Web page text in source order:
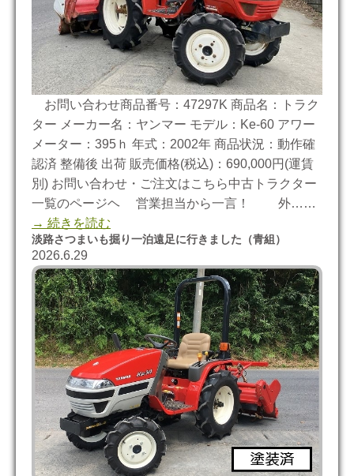
お問い合わせ商品番号：47297K 商品名：トラク
ター メーカー名：ヤンマー モデル：Ke-60 アワー
メーター：395ｈ 年式：2002年 商品状況：動作確
認済 整備後 出荷 販売価格(税込)：690,000円(運賃
別) お問い合わせ・ご注文はこちら中古トラクター
一覧のページヘ 営業担当から一言！ 外……
→ 続きを読む
淡路さつまいも掘り一泊遠足に行きました（青組）
2026.6.29